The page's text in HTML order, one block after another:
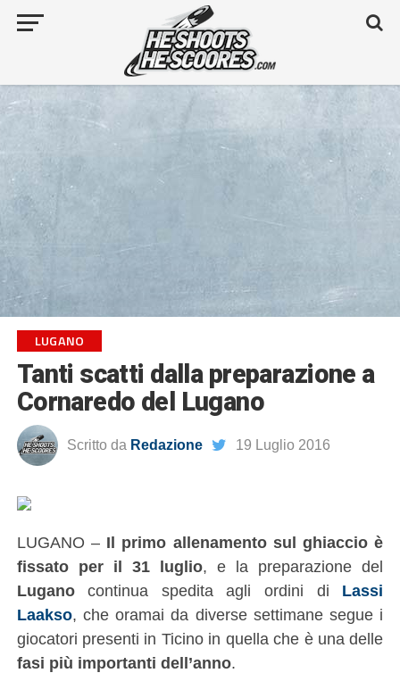
LUGANO
Tanti scatti dalla preparazione a
Cornaredo del Lugano
Scritto da Redazione 19 Luglio 2016
LUGANO – Il primo allenamento sul ghiaccio è
fissato per il 31 luglio, e la preparazione del
Luganocontinua spedita agli ordini di Lassi
Laakso, che oramai da diverse settimane segue i
giocatori presenti in Ticino in quella che è una delle
fasi più importanti dell’anno.